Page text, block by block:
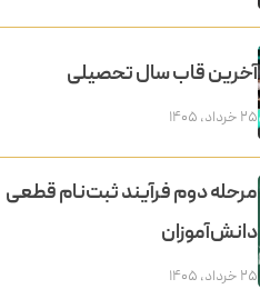
آخرین قاب سال تحصیلی
۲۵ خرداد, ۱۴۰۵
مرحله دوم فرآیند ثبت‌نام قطعی
دانش‌آموزان
۲۵ خرداد, ۱۴۰۵